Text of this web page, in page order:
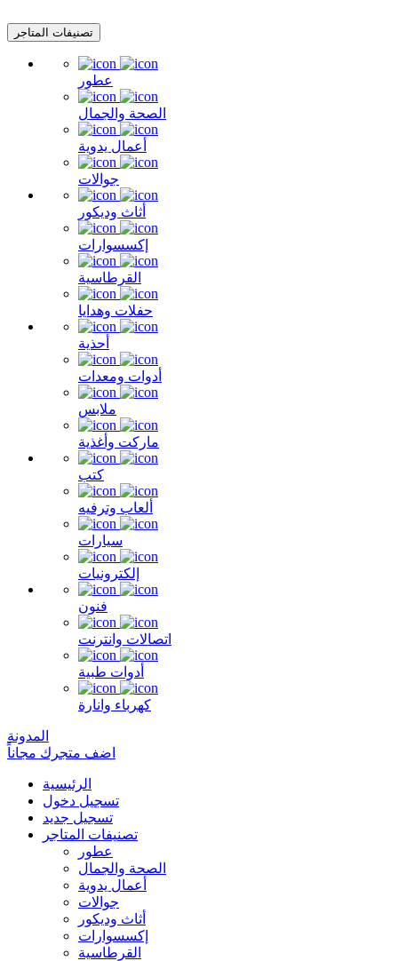
تصنيفات المتاجر
عطور
الصحة والجمال
أعمال يدوية
جوالات
أثاث وديكور
إكسسوارات
القرطاسية
حفلات وهدايا
أحذية
أدوات ومعدات
ملابس
ماركت وأغذية
كتب
ألعاب وترفيه
سيارات
إلكترونيات
فنون
اتصالات وانترنت
أدوات طبية
كهرباء وانارة
المدونة
اضف متجرك مجاناً
الرئيسية
تسجيل دخول
تسجيل جديد
تصنيفات المتاجر
عطور
الصحة والجمال
أعمال يدوية
جوالات
أثاث وديكور
إكسسوارات
القرطاسية